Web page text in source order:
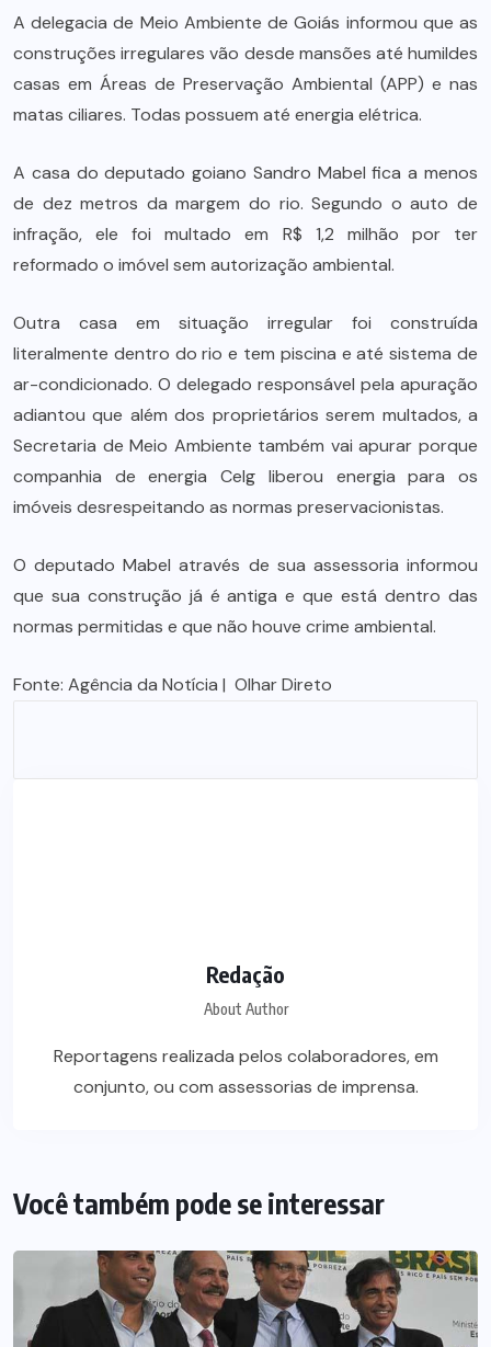
A delegacia de Meio Ambiente de Goiás informou que as
construções irregulares vão desde mansões até humildes
casas em Áreas de Preservação Ambiental (APP) e nas
matas ciliares. Todas possuem até energia elétrica.
A casa do deputado goiano Sandro Mabel fica a menos
de dez metros da margem do rio. Segundo o auto de
infração, ele foi multado em R$ 1,2 milhão por ter
reformado o imóvel sem autorização ambiental.
Outra casa em situação irregular foi construída
literalmente dentro do rio e tem piscina e até sistema de
ar-condicionado. O delegado responsável pela apuração
adiantou que além dos proprietários serem multados, a
Secretaria de Meio Ambiente também vai apurar porque
companhia de energia Celg liberou energia para os
imóveis desrespeitando as normas preservacionistas.
O deputado Mabel através de sua assessoria informou
que sua construção já é antiga e que está dentro das
normas permitidas e que não houve crime ambiental.
Fonte: Agência da Notícia | Olhar Direto
Redação
About Author
Reportagens realizada pelos colaboradores, em
conjunto, ou com assessorias de imprensa.
Você também pode se interessar